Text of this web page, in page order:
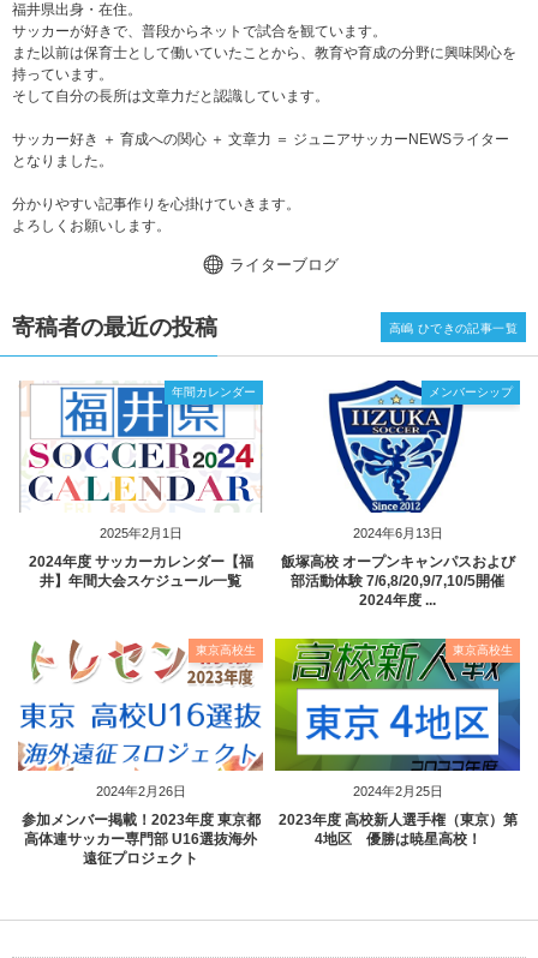
福井県出身・在住。
サッカーが好きで、普段からネットで試合を観ています。
また以前は保育士として働いていたことから、教育や育成の分野に興味関心を
持っています。
そして自分の長所は文章力だと認識しています。
サッカー好き ＋ 育成への関心 ＋ 文章力 ＝ ジュニアサッカーNEWSライター
となりました。
分かりやすい記事作りを心掛けていきます。
よろしくお願いします。
ライターブログ
寄稿者の最近の投稿
2025年2月1日
年間カレンダー
2024年度 サッカーカレンダー【福
井】年間大会スケジュール一覧
2024年6月13日
メンバーシップ
飯塚高校 オープンキャンパスおよび
部活動体験 7/6,8/20,9/7,10/5開催
2024年度 ...
2024年2月26日
東京高校生
参加メンバー掲載！2023年度 東京都
高体連サッカー専門部 U16選抜海外
遠征プロジェクト
2024年2月25日
東京高校生
2023年度 高校新人選手権（東京）第
4地区 優勝は暁星高校！
高嶋 ひできの記事一覧